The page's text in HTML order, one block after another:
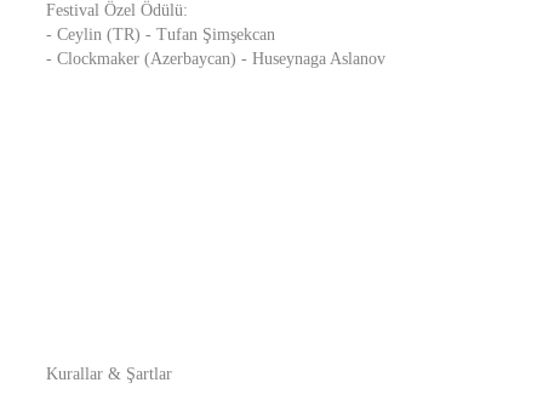
Festival Özel Ödülü:
- Ceylin (TR) - Tufan Şimşekcan
- Clockmaker (Azerbaycan) - Huseynaga Aslanov
Kurallar & Şartlar